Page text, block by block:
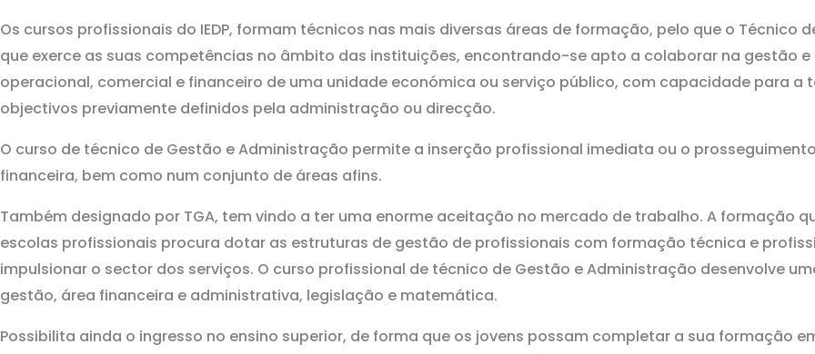
Os cursos profissionais do IEDP, formam técnicos nas mais diversas áreas de formação, pelo que o Técnico
que exerce as suas competências no âmbito das instituições, encontrando-se apto a colaborar na gestão
operacional, comercial e financeiro de uma unidade económica ou serviço público, com capacidade para a
objectivos previamente definidos pela administração ou direcção.
O curso de técnico de Gestão e Administração permite a inserção profissional imediata ou o
financeira, bem como num conjunto de áreas afins.
Também designado por TGA, tem vindo a ter uma enorme aceitação no mercado de trabalho. A formação
escolas profissionais procura dotar as estruturas de gestão de profissionais com formação técnica e
impulsionar o sector dos serviços. O curso profissional de técnico de Gestão e Administração desenvolve
gestão, área financeira e administrativa, legislação e matemática.
Possibilita ainda o ingresso no ensino superior, de forma que os jovens possam completar a sua formação